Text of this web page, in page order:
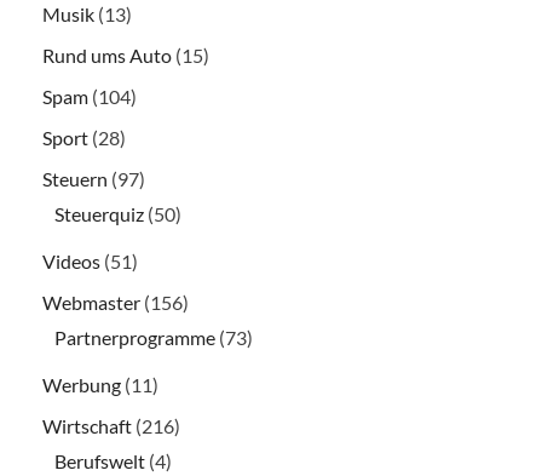
Musik (13)
Rund ums Auto (15)
Spam (104)
Sport (28)
Steuern (97)
Steuerquiz (50)
Videos (51)
Webmaster (156)
Partnerprogramme (73)
Werbung (11)
Wirtschaft (216)
Berufswelt (4)